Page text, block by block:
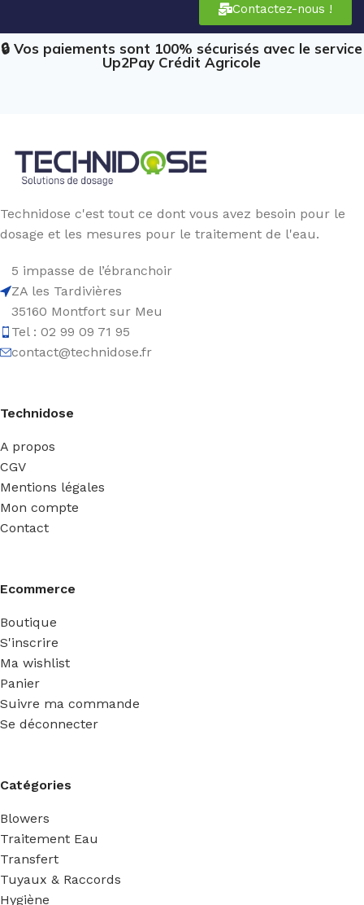
Contactez-nous !
🔒 Vos paiements sont 100% sécurisés avec le service
Up2Pay Crédit Agricole
Technidose c'est tout ce dont vous avez besoin pour le
dosage et les mesures pour le traitement de l'eau.
5 impasse de l’ébranchoir
ZA les Tardivières
35160 Montfort sur Meu
Tel : 02 99 09 71 95
contact@technidose.fr
Technidose
A propos
CGV
Mentions légales
Mon compte
Contact
Ecommerce
Boutique
S'inscrire
Ma wishlist
Panier
Suivre ma commande
Se déconnecter
Catégories
Blowers
Traitement Eau
Transfert
Tuyaux & Raccords
Hygiène